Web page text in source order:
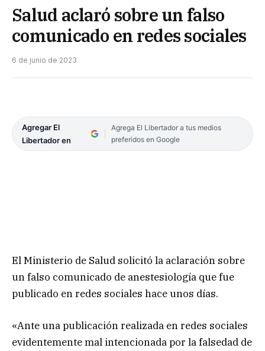
Salud aclaró sobre un falso
comunicado en redes sociales
6 de junio de 2023
Agregar El
Libertador en
Agrega El Libertador a tus medios
preferidos en Google
El Ministerio de Salud solicitó la aclaración sobre
un falso comunicado de anestesiología que fue
publicado en redes sociales hace unos días.
«Ante una publicación realizada en redes sociales
evidentemente mal intencionada por la falsedad de